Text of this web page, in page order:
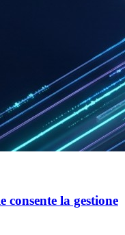
la gestione